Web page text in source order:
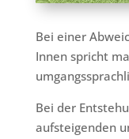
Bei einer
Innen spricht
Bei der
aufsteigenden